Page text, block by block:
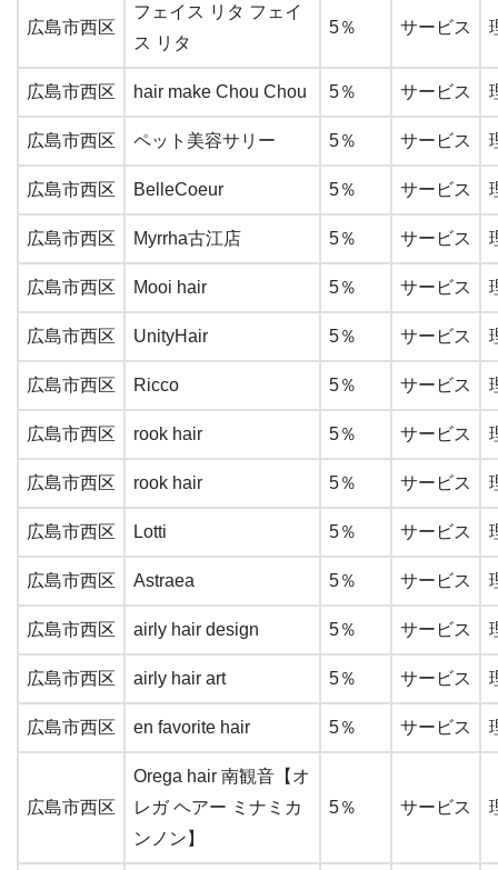
広島市西区
フェイス リタ フェイ
ス リタ
5％ サービス
広島市西区 hair make Chou Chou 5％ サービス
広島市西区 ペット美容サリー 5％ サービス
広島市西区 BelleCoeur 5％ サービス
広島市西区 Myrrha古江店 5％ サービス
広島市西区 Mooi hair 5％ サービス
広島市西区 UnityHair 5％ サービス
広島市西区 Ricco 5％ サービス
広島市西区 rook hair 5％ サービス
広島市西区 rook hair 5％ サービス
広島市西区 Lotti 5％ サービス
広島市西区 Astraea 5％ サービス
広島市西区 airly hair design 5％ サービス
広島市西区 airly hair art 5％ サービス
広島市西区 en favorite hair 5％ サービス
広島市西区
Orega hair 南観音【オ
レガ ヘアー ミナミカ
ンノン】
5％ サービス